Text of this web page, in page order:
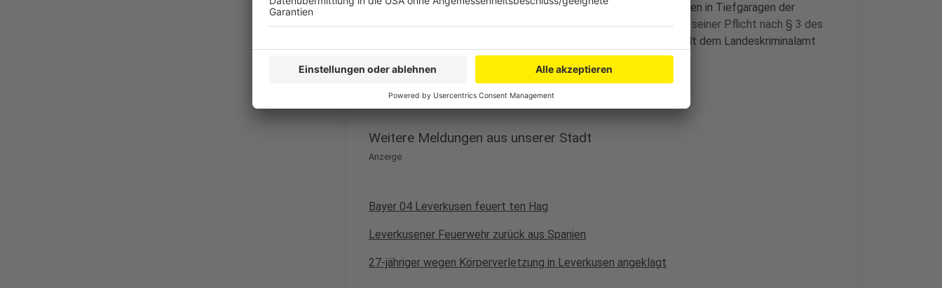
Mitarbeitenden der Stadtverwaltung Leverkusen zu Dienstzwecken in Tiefgaragen der
Leverkusener Parkhausgesellschaft mbH (LPG) vorzubeugenund seiner Pflicht nach § 3 des
den Sachverhalt dem Landeskriminalamt
angezeigt, mit der Bitte um Prüfung."
Weitere Meldungen aus unserer Stadt
Anzeige
Bayer 04 Leverkusen feuert ten Hag
Leverkusener Feuerwehr zurück aus Spanien
27-jähriger wegen Körperverletzung in Leverkusen angeklagt